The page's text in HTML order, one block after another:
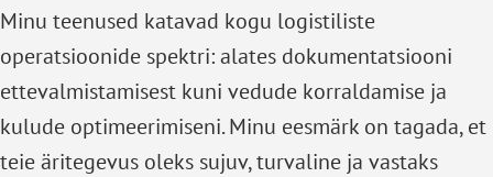
Minu teenused katavad kogu logistiliste
operatsioonide spektri: alates dokumentatsiooni
ettevalmistamisest kuni vedude korraldamise ja
kulude optimeerimiseni. Minu eesmärk on tagada, et
teie äritegevus oleks sujuv, turvaline ja vastaks